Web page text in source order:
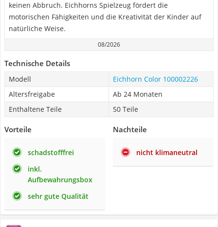
keinen Abbruch. Eichhorns Spielzeug fördert die
motorischen Fähigkeiten und die Kreativität der Kinder auf
natürliche Weise.
08/2026
Technische Details
Modell
Eichhorn Color 100002226
Altersfreigabe
Ab 24 Monaten
Enthaltene Teile
50 Teile
Vorteile
schadstofffrei
inkl.
Aufbewahrungsbox
sehr gute Qualität
Nachteile
nicht klimaneutral